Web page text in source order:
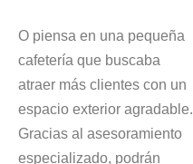
O piensa en una pequeña
cafetería que buscaba
atraer más clientes con un
espacio exterior agradable.
Gracias al asesoramiento
especializado, podrán